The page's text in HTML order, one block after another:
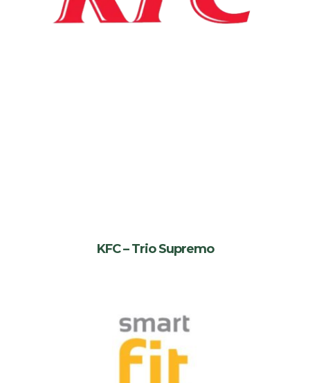
KFC – Trio Supremo